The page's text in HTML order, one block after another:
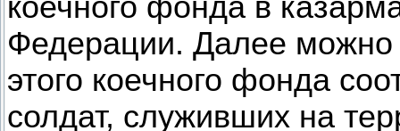
коечного фонда в
Федерации. Далее можно
этого коечного фонда
солдат, служивших на